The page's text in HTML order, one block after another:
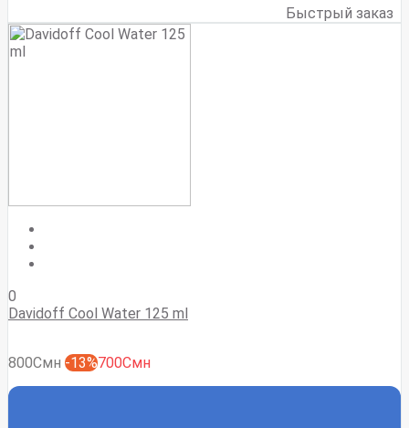
Быстрый заказ
0
Davidoff Cool Water 125 ml
800Смн -13%700Смн